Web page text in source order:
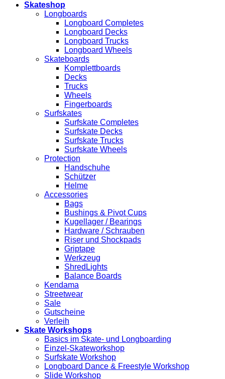
Skateshop
Longboards
Longboard Completes
Longboard Decks
Longboard Trucks
Longboard Wheels
Skateboards
Komplettboards
Decks
Trucks
Wheels
Fingerboards
Surfskates
Surfskate Completes
Surfskate Decks
Surfskate Trucks
Surfskate Wheels
Protection
Handschuhe
Schützer
Helme
Accessories
Bags
Bushings & Pivot Cups
Kugellager / Bearings
Hardware / Schrauben
Riser und Shockpads
Griptape
Werkzeug
ShredLights
Balance Boards
Kendama
Streetwear
Sale
Gutscheine
Verleih
Skate Workshops
Basics im Skate- und Longboarding
Einzel-Skateworkshop
Surfskate Workshop
Longboard Dance & Freestyle Workshop
Slide Workshop